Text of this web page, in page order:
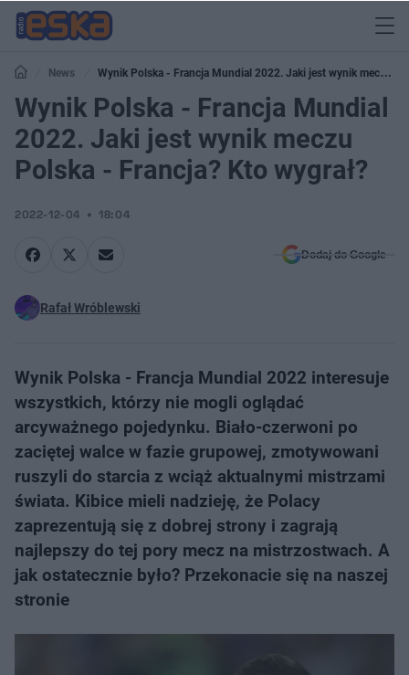
News
Wynik Polska - Francja Mundial 2022. Jaki jest wynik meczu
Polska - Francja? Kto wygrał?
Wynik Polska - Francja Mundial
2022. Jaki jest wynik meczu
Polska - Francja? Kto wygrał?
2022-12-04 18:04
Dodaj do Google
Rafał Wróblewski
Wynik Polska - Francja Mundial 2022 interesuje
wszystkich, którzy nie mogli oglądać
arcyważnego pojedynku. Biało-czerwoni po
zaciętej walce w fazie grupowej, zmotywowani
ruszyli do starcia z wciąż aktualnymi mistrzami
świata. Kibice mieli nadzieję, że Polacy
zaprezentują się z dobrej strony i zagrają
najlepszy do tej pory mecz na mistrzostwach. A
jak ostatecznie było? Przekonacie się na naszej
stronie